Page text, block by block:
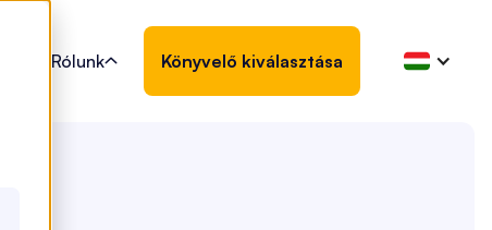
Rólunk Könyvelő kiválasztása